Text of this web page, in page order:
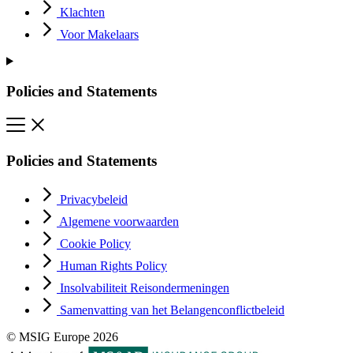
Klachten
Voor Makelaars
Policies and Statements
Policies and Statements
Privacybeleid
Algemene voorwaarden
Cookie Policy
Human Rights Policy
Insolvabiliteit Reisondermeningen
Samenvatting van het Belangenconflictbeleid
© MSIG Europe 2026